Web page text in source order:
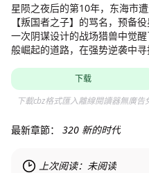
星陨之夜后的第10年，东海市
【叛国者之子】的骂名，预备
一次阴谋设计的战场猎兽中觉
般崛起的道路，在强势逆袭中
下载
下載cbz格式匯入離線閱讀器無廣告
最新章節： 320 新的时代
上次阅读： 未阅读